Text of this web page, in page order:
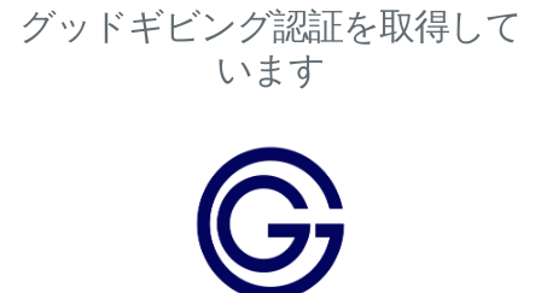
グッドギビング認証を取得して
います